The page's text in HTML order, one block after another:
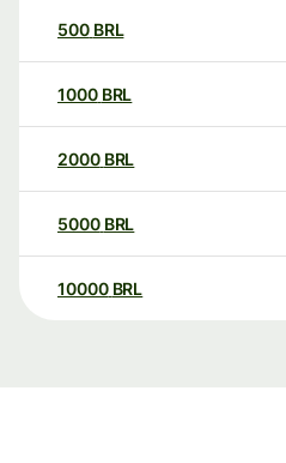
500 BRL
1000 BRL
2000 BRL
5000 BRL
10000 BRL